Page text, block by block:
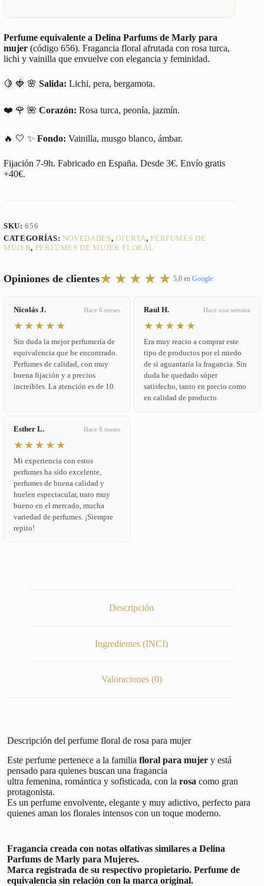
Perfume equivalente a Delina Parfums de Marly para
mujer (código 656). Fragancia floral afrutada con rosa turca,
lichi y vainilla que envuelve con elegancia y feminidad.
🍋 🍓 🌸 Salida: Lichi, pera, bergamota.
❤️ 🌹 🌺 Corazón: Rosa turca, peonía, jazmín.
🔥 🤍 ✨ Fondo: Vainilla, musgo blanco, ámbar.
Fijación 7-9h. Fabricado en España. Desde 3€. Envío gratis
+40€.
SKU:656
CATEGORÍAS: NOVEDADES, OFERTA,PERFUMES DE
MUJER, PERFUMES DE MUJER FLORAL
Opiniones de clientes★★★★★ 5,0 en Google
Nicolás J. Hace 6 meses
★★★★★
Sin duda la mejor perfumería de
equivalencia que he encontrado.
Perfumes de calidad, con muy
buena fijación y a precios
increíbles. La atención es de 10.
Raul H. Hace una semana
★★★★★
Era muy reacio a comprar este
tipo de productos por el miedo
de si aguantaría la fragancia. Sin
duda he quedado súper
satisfecho, tanto en precio como
en calidad de producto.
Esther L. Hace 8 meses
★★★★★
Mi experiencia con estos
perfumes ha sido excelente,
perfumes de buena calidad y
huelen espectacular, trato muy
bueno en el mercado, mucha
variedad de perfumes. ¡Siempre
repito!
Descripción
Ingredientes (INCI)
Valoraciones (0)
Descripción del perfume floral de rosa para mujer
Este perfume pertenece a la familia floral para mujer y está
pensado para quienes buscan una fragancia
ultra femenina, romántica y sofisticada, con la rosa como gran
protagonista.
Es un perfume envolvente, elegante y muy adictivo, perfecto para
quienes aman los florales intensos con un toque moderno.
Fragancia creada con notas olfativas similares a Delina
Parfums de Marly para Mujeres.
Marca registrada de su respectivo propietario. Perfume de
equivalencia sin relación con la marca original.